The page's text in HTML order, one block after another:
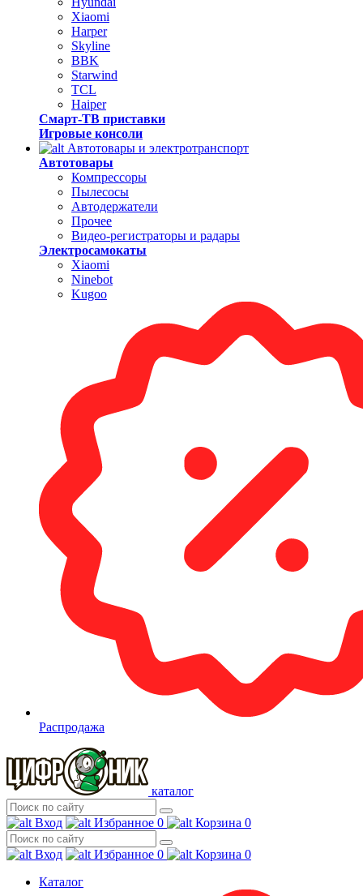
Xiaomi
Harper
Skyline
BBK
Starwind
TCL
Haiper
Смарт-ТВ приставки
Игровые консоли
Автотовары и электротранспорт
Автотовары
Компрессоры
Пылесосы
Автодержатели
Прочее
Видео-регистраторы и радары
Электросамокаты
Xiaomi
Ninebot
Kugoo
Распродажа
каталог
Вход Избранное 0 Корзина 0
Вход Избранное 0 Корзина 0
Каталог